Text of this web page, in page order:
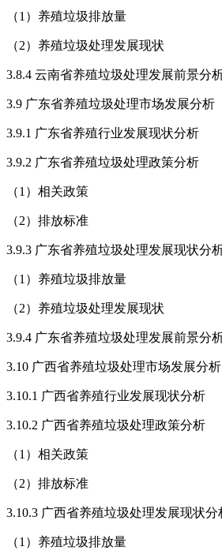
（1）养殖垃圾排放量
（2）养殖垃圾处理发展现状
3.8.4 云南省养殖垃圾处理发展前景分
3.9 广东省养殖垃圾处理市场发展分析
3.9.1 广东省养殖行业发展现状分析
3.9.2 广东省养殖垃圾处理政策分析
（1）相关政策
（2）排放标准
3.9.3 广东省养殖垃圾处理发展现状分
（1）养殖垃圾排放量
（2）养殖垃圾处理发展现状
3.9.4 广东省养殖垃圾处理发展前景分
3.10 广西省养殖垃圾处理市场发展分析
3.10.1 广西省养殖行业发展现状分析
3.10.2 广西省养殖垃圾处理政策分析
（1）相关政策
（2）排放标准
3.10.3 广西省养殖垃圾处理发展现状分
（1）养殖垃圾排放量